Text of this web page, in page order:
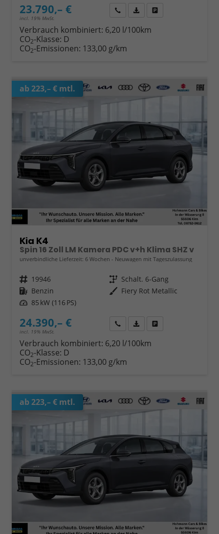
23.790,– €
incl. 19% MwSt.
Wir rufen Sie anFahrzeugexposé (PDF)
Verbrauch kombiniert: 6,20 l/100km
CO2-Klasse: D
CO2-Emissionen: 133,00 g/km
ab 223,– € mtl.
Kia K4
Spin 16 Zoll LM Kamera PDC v+h Klima SHZ v
unverbindliche Lieferzeit: 6 Wochen Neuwagen mit Tageszulassung
Fahrzeugnr. 19946 Getriebe Schalt. 6-Gang
Kraftstoff Benzin Außenfarbe Fiery Rot Metallic
Leistung 85 kW (116 PS)
24.390,– €
incl. 19% MwSt.
Wir rufen Sie anFahrzeugexposé (PDF)
Verbrauch kombiniert: 6,20 l/100km
CO2-Klasse: D
CO2-Emissionen: 133,00 g/km
ab 223,– € mtl.